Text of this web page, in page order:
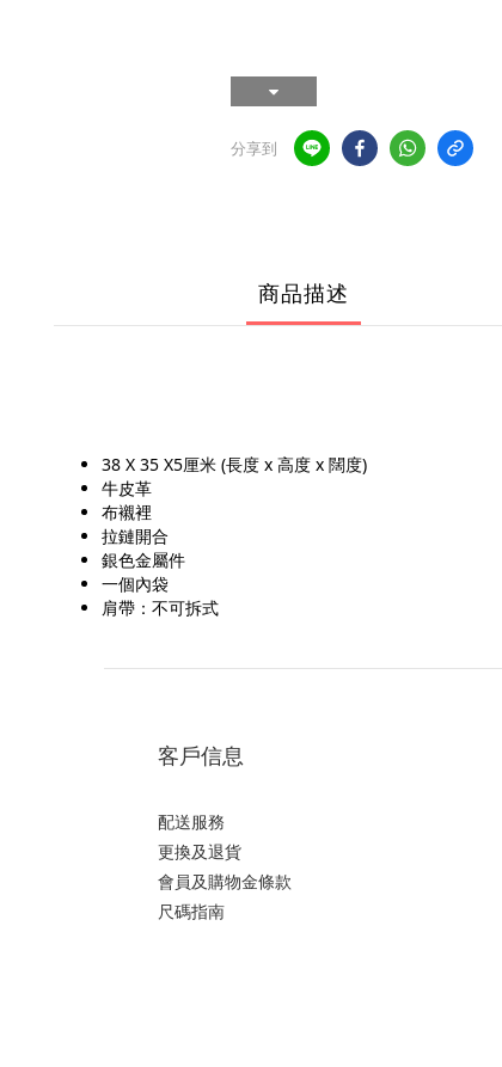
分享到
商品描述
38 X 35 X5厘米 (長度 x 高度 x 闊度)
牛皮革
布襯裡
拉鏈開合
銀色金屬件
一個內袋
肩帶：不可拆式
客戶信息
配送服務
更換及退貨
會員及購物金條款
尺碼指南